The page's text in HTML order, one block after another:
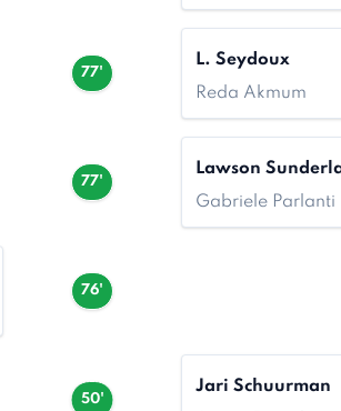
77'
L. Seydoux
Reda Akmum
77'
Lawson
Gabriele Parlanti
76'
50'
Jari Schuurman